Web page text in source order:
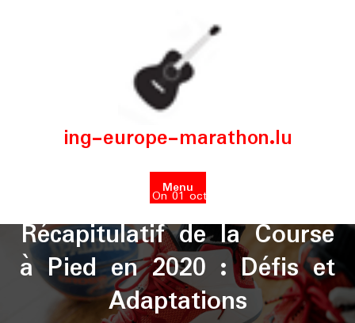
ing-europe-marathon.lu
Menu
Posted On 01 octobre 2025
Récapitulatif de la Course
à Pied en 2020 : Défis et
Adaptations